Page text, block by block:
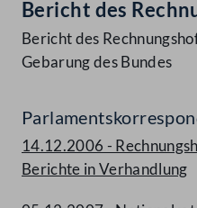
Bericht des
Bericht des
Gebarung des Bundes
14.12.2006 -
Berichte in Verhandlung